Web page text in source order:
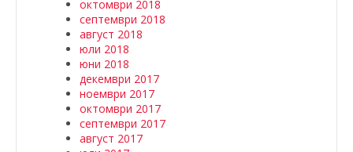
октомври 2018
септември 2018
август 2018
юли 2018
юни 2018
декември 2017
ноември 2017
октомври 2017
септември 2017
август 2017